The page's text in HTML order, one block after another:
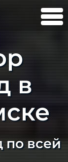
в
по всей